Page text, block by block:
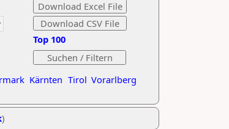
Kärnten Tirol Vorarlberg
Top 100
)